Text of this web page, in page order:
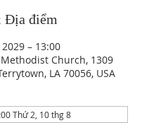
Địa điểm
– 13:00
Church, 1309
LA 70056, USA
Thứ 2, 10 thg 8